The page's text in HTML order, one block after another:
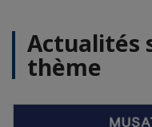
Actualités
thème